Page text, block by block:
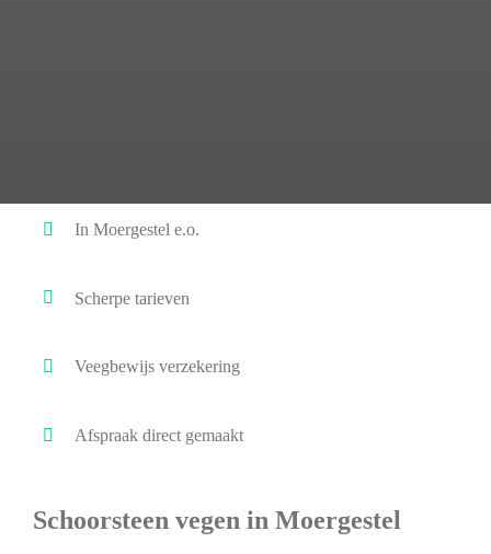
In Moergestel e.o.
Scherpe tarieven
Veegbewijs verzekering
Afspraak direct gemaakt
Schoorsteen vegen in Moergestel